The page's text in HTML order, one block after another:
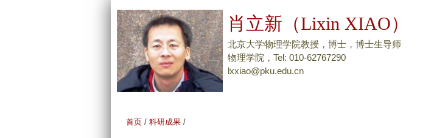
转
到
肖立新（Lixin XIAO）
北京大学物理学院教授，博士，博士生导师
物理学院，Tel: 010-62767290
lxxiao@pku.edu.cn
首页 / 科研成果 /